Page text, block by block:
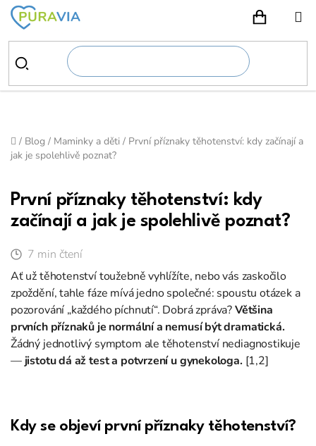
Přejít
obsah
Domů
/ Blog / Maminky a děti / První příznaky těhotenství: kdy začínají a
jak je spolehlivě poznat?
První příznaky těhotenství: kdy
začínají a jak je spolehlivě poznat?
7 min čtení
Ať už těhotenství toužebně vyhlížíte, nebo vás zaskočilo
zpoždění, tahle fáze mívá jedno společné: spoustu otázek a
pozorování „každého píchnutí“. Dobrá zpráva?Většina
prvních příznaků je normální a nemusí být dramatická.
Žádný jednotlivý symptom ale těhotenství nediagnostikuje
— jistotu dá až test a potvrzení u gynekologa. [1,2]
Kdy se objeví první příznaky těhotenství?